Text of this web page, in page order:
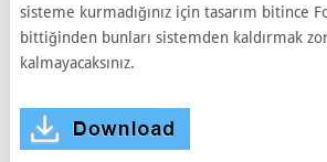
sisteme kurmadığınız için tasarım bitince
bittiğinden bunları sistemden kaldırmak
kalmayacaksınız.